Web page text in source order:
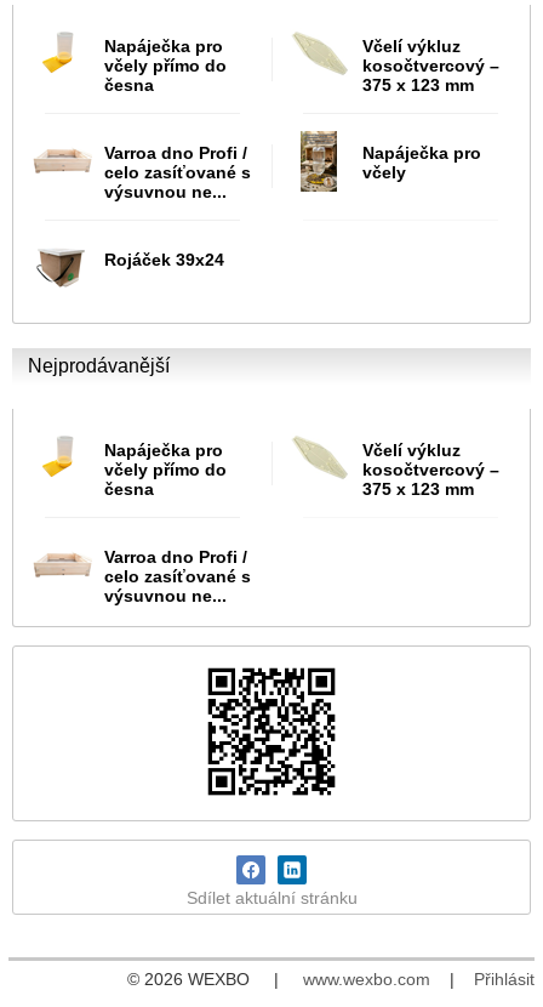
Napáječka pro
včely přímo do
česna
Včelí výkluz
kosočtvercový –
375 x 123 mm
Varroa dno Profi /
celo zasíťované s
výsuvnou ne...
Napáječka pro
včely
Rojáček 39x24
Nejprodávanější
Napáječka pro
včely přímo do
česna
Včelí výkluz
kosočtvercový –
375 x 123 mm
Varroa dno Profi /
celo zasíťované s
výsuvnou ne...
Sdílet aktuální stránku
© 2026 WEXBO | www.wexbo.com | Přihlásit